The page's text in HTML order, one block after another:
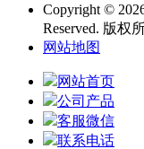
Copyright ©
Reserved. 版权
网站地图
网站首页
公司产品
客服微信
联系电话